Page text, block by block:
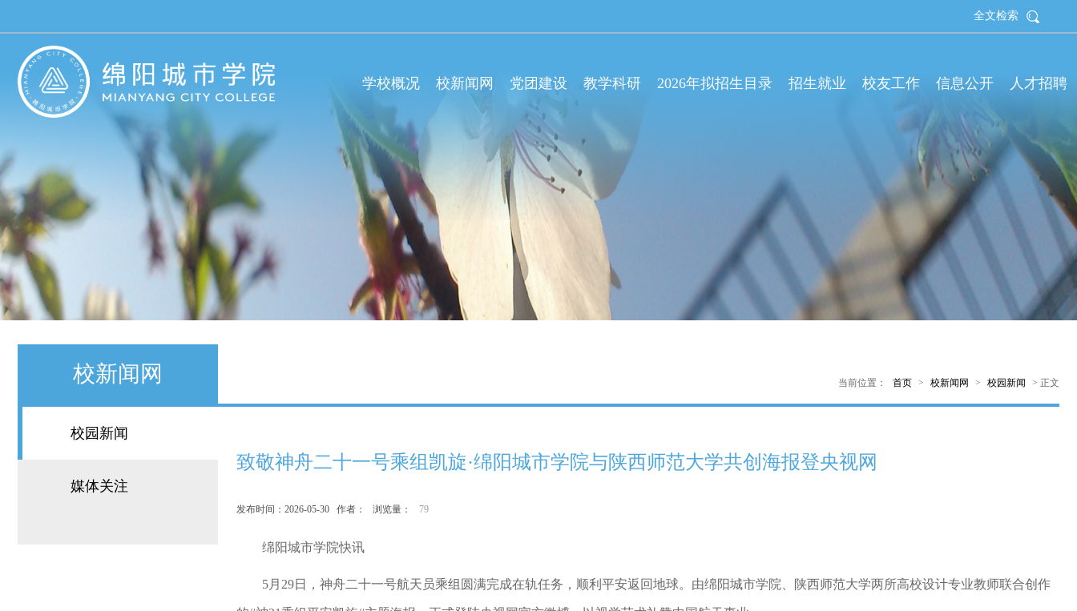
全文检索
学校概况 校新闻网 党团建设 教学科研 2026年拟招生目录 招生就业 校友工作 信息公开 人才招聘
当前位置： 首页 > 校新闻网 > 校园新闻 > 正文
校新闻网
校园新闻
媒体关注
致敬神舟二十一号乘组凯旋·绵阳城市学院与陕西师范大学共创海报登央视网
发布时间：2026-05-30 作者： 浏览量： 79
绵阳城市学院快讯
5月29日，神舟二十一号航天员乘组圆满完成在轨任务，顺利平安返回地球。由绵阳城市学院、陕西师范大学两所高校设计专业教师联合创作